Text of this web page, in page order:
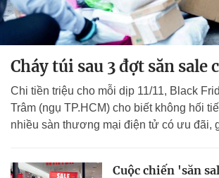
Cháy túi sau 3 đợt săn sale
Chi tiền triệu cho mỗi dịp 11/11, Black
Trâm (ngụ TP.HCM) cho biết không hối
nhiều sàn thương mại điện tử có ưu đãi,
Cuộc chiến 'săn